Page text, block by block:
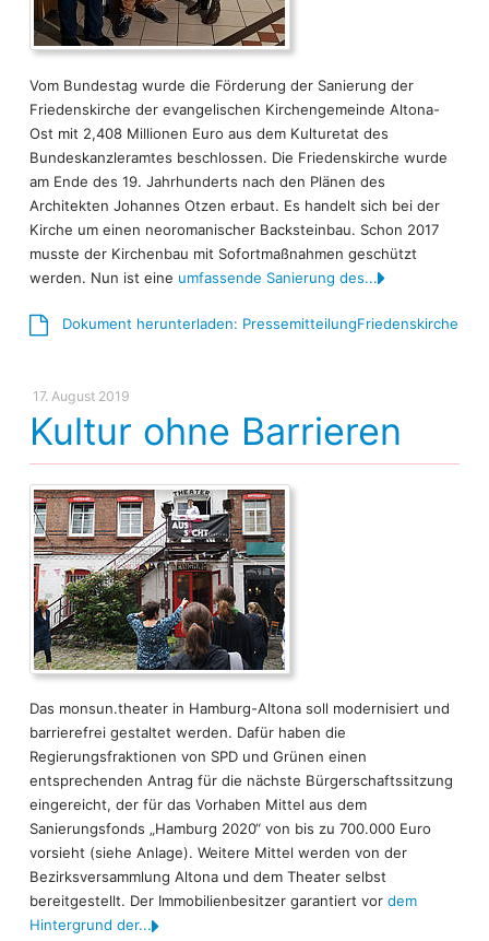
Vom Bundestag wurde die Förderung der Sanierung der
Friedenskirche der evangelischen Kirchengemeinde Altona-
Ost mit 2,408 Millionen Euro aus dem Kulturetat des
Bundeskanzleramtes beschlossen. Die Friedenskirche wurde
am Ende des 19. Jahrhunderts nach den Plänen des
Architekten Johannes Otzen erbaut. Es handelt sich bei der
Kirche um einen neoromanischer Backsteinbau. Schon 2017
musste der Kirchenbau mit Sofortmaßnahmen geschützt
werden. Nun ist eine umfassende Sanierung des...
Dokument herunterladen: PressemitteilungFriedenskirche
17. August 2019
Kultur ohne Barrieren
Das monsun.theater in Hamburg-Altona soll modernisiert und
barrierefrei gestaltet werden. Dafür haben die
Regierungsfraktionen von SPD und Grünen einen
entsprechenden Antrag für die nächste Bürgerschaftssitzung
eingereicht, der für das Vorhaben Mittel aus dem
Sanierungsfonds „Hamburg 2020“ von bis zu 700.000 Euro
vorsieht (siehe Anlage). Weitere Mittel werden von der
Bezirksversammlung Altona und dem Theater selbst
bereitgestellt. Der Immobilienbesitzer garantiert vordem
Hintergrund der...